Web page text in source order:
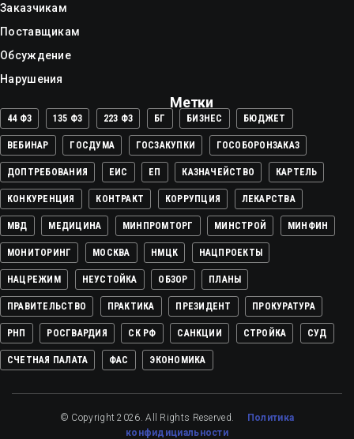
Заказчикам
Поставщикам
Обсуждение
Нарушения
Метки
44 ФЗ 135 ФЗ 223 ФЗ БГ БИЗНЕС БЮДЖЕТ
ВЕБИНАР ГОСДУМА ГОСЗАКУПКИ ГОСОБОРОНЗАКАЗ
ДОПТРЕБОВАНИЯ ЕИС ЕП КАЗНАЧЕЙСТВО КАРТЕЛЬ
КОНКУРЕНЦИЯ КОНТРАКТ КОРРУПЦИЯ ЛЕКАРСТВА
МВД МЕДИЦИНА МИНПРОМТОРГ МИНСТРОЙ МИНФИН
МОНИТОРИНГ МОСКВА НМЦК НАЦПРОЕКТЫ
НАЦРЕЖИМ НЕУСТОЙКА ОБЗОР ПЛАНЫ
ПРАВИТЕЛЬСТВО ПРАКТИКА ПРЕЗИДЕНТ ПРОКУРАТУРА
РНП РОСГВАРДИЯ СК РФ САНКЦИИ СТРОЙКА СУД
СЧЕТНАЯ ПАЛАТА ФАС ЭКОНОМИКА
© Copyright 2026. All Rights Reserved. Политика
конфидициальности